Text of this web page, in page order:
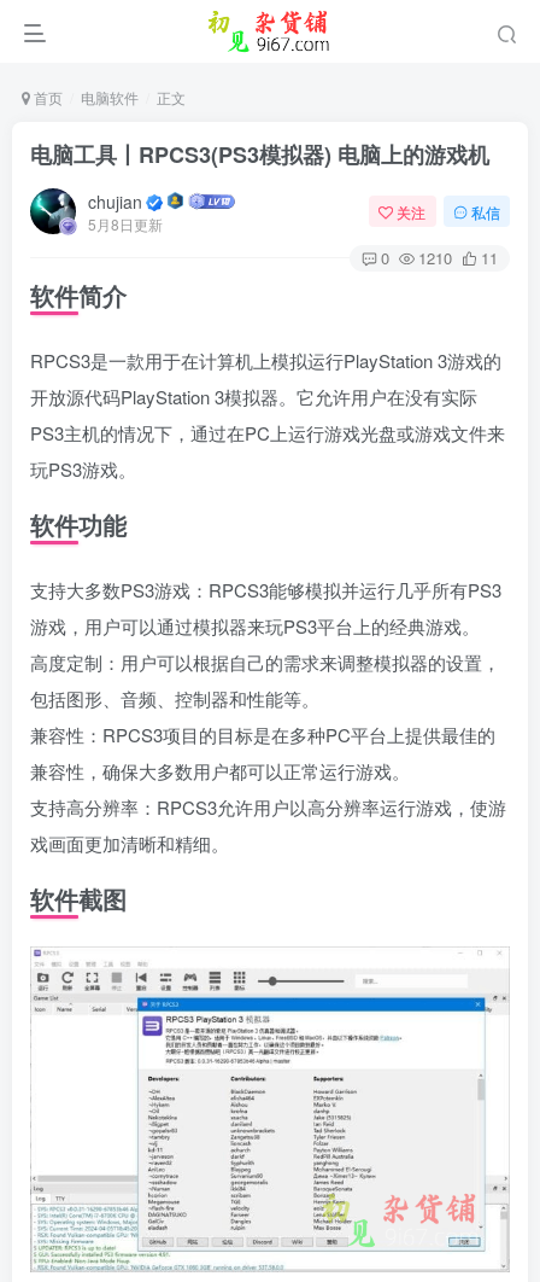
首页 电脑软件 正文
电脑工具丨RPCS3(PS3模拟器) 电脑上的游戏机
chujian
5月8日更新
关注 私信
0 1210 11
软件简介
RPCS3是一款用于在计算机上模拟运行PlayStation 3游戏的
开放源代码PlayStation 3模拟器。它允许用户在没有实际
PS3主机的情况下，通过在PC上运行游戏光盘或游戏文件来
玩PS3游戏。
软件功能
支持大多数PS3游戏：RPCS3能够模拟并运行几乎所有PS3
游戏，用户可以通过模拟器来玩PS3平台上的经典游戏。
高度定制：用户可以根据自己的需求来调整模拟器的设置，
包括图形、音频、控制器和性能等。
兼容性：RPCS3项目的目标是在多种PC平台上提供最佳的
兼容性，确保大多数用户都可以正常运行游戏。
支持高分辨率：RPCS3允许用户以高分辨率运行游戏，使游
戏画面更加清晰和精细。
软件截图